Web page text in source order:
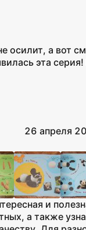
осилит, а вот
эта
26 апреля
и
а также